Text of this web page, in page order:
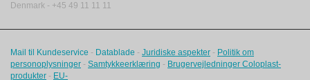
Denmark - +45 49 11 11 11
Mail til Kundeservice - Datablade - Juridiske aspekter - Politik om
personoplysninger - Samtykkeerklæring - Brugervejledninger Coloplast-
produkter - EU-